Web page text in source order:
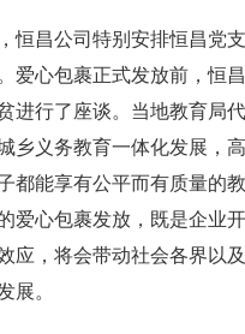
恒昌公司特别安排恒昌党
爱心包裹正式发放前，恒
进行了座谈。当地教育局
乡义务教育一体化发展，
都能享有公平而有质量的
爱心包裹发放，既是企业
应，将会带动社会各界以
展。